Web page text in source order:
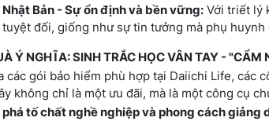
Nhật Bản - Sự ổn định và bền vững: Với triết lý
đối, giống như sự tin tưởng mà phụ huynh
Ý NGHĨA: SINH TRẮC HỌC VÂN TAY - "CẨM
các gói bảo hiểm phù hợp tại Daiichi Life, các
không chỉ là một ưu đãi, mà là một công cụ
phá tố chất nghề nghiệp và phong cách giảng